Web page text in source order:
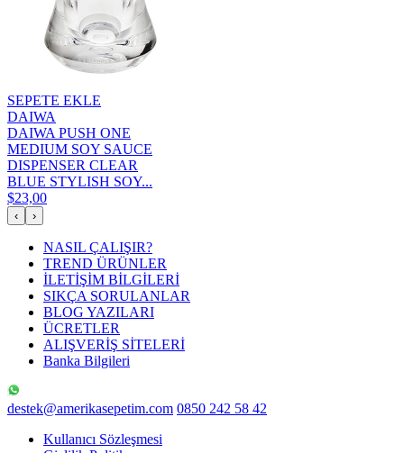
SEPETE EKLE
DAIWA
DAIWA PUSH ONE
MEDIUM SOY SAUCE
DISPENSER CLEAR
BLUE STYLISH SOY...
$23,00
‹ ›
NASIL ÇALIŞIR?
TREND ÜRÜNLER
İLETİŞİM BİLGİLERİ
SIKÇA SORULANLAR
BLOG YAZILARI
ÜCRETLER
ALIŞVERİŞ SİTELERİ
Banka Bilgileri
destek@amerikasepetim.com 0850 242 58 42
Kullanıcı Sözleşmesi